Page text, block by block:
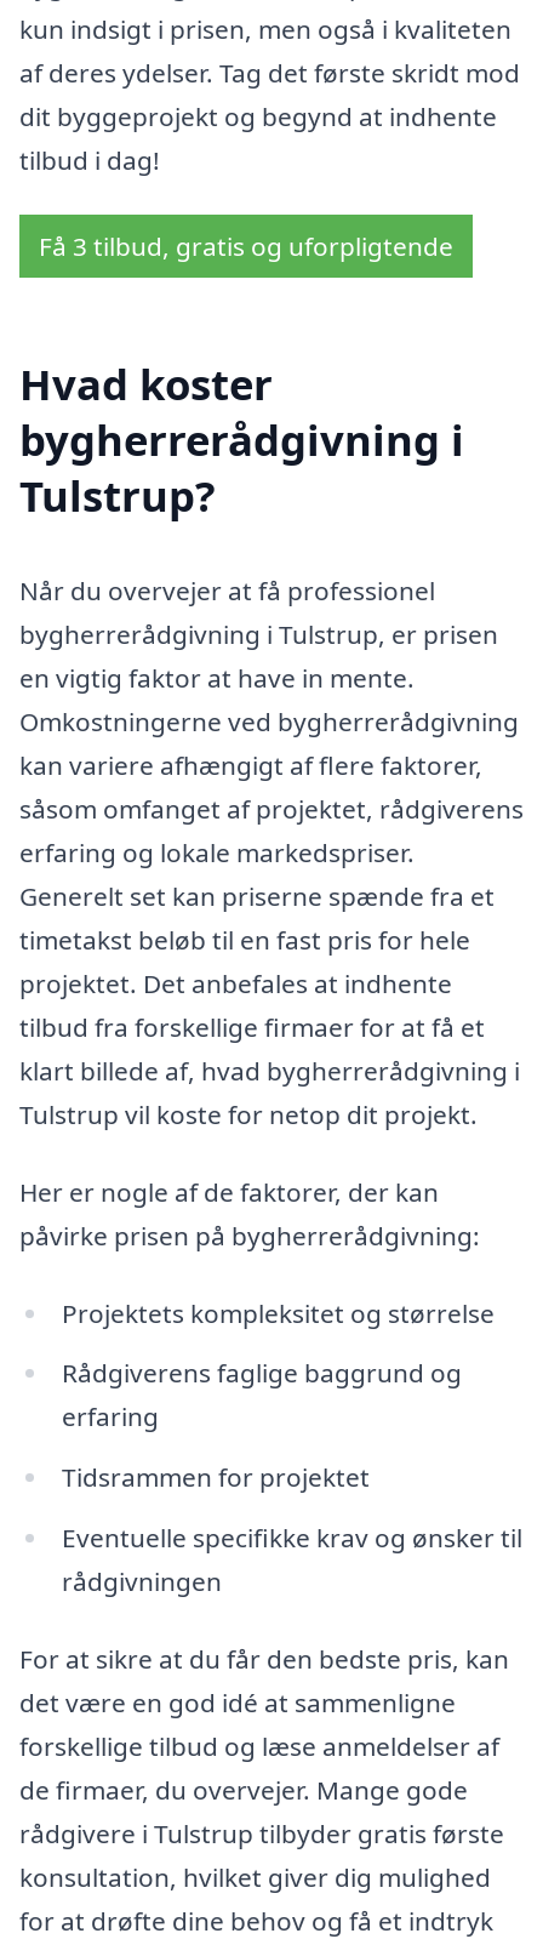
kun indsigt i prisen, men også i kvaliteten
af deres ydelser. Tag det første skridt mod
dit byggeprojekt og begynd at indhente
tilbud i dag!
Få 3 tilbud, gratis og uforpligtende
Hvad koster
bygherrerådgivning i
Tulstrup?
Når du overvejer at få professionel
bygherrerådgivning i Tulstrup, er prisen
en vigtig faktor at have in mente.
Omkostningerne ved bygherrerådgivning
kan variere afhængigt af flere faktorer,
såsom omfanget af projektet, rådgiverens
erfaring og lokale markedspriser.
Generelt set kan priserne spænde fra et
timetakst beløb til en fast pris for hele
projektet. Det anbefales at indhente
tilbud fra forskellige firmaer for at få et
klart billede af, hvad bygherrerådgivning i
Tulstrup vil koste for netop dit projekt.
Her er nogle af de faktorer, der kan
påvirke prisen på bygherrerådgivning:
Projektets kompleksitet og størrelse
Rådgiverens faglige baggrund og
erfaring
Tidsrammen for projektet
Eventuelle specifikke krav og ønsker til
rådgivningen
For at sikre at du får den bedste pris, kan
det være en god idé at sammenligne
forskellige tilbud og læse anmeldelser af
de firmaer, du overvejer. Mange gode
rådgivere i Tulstrup tilbyder gratis første
konsultation, hvilket giver dig mulighed
for at drøfte dine behov og få et indtryk